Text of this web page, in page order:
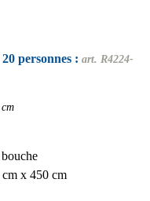
personnes : art. R4224-
cm x 450 cm